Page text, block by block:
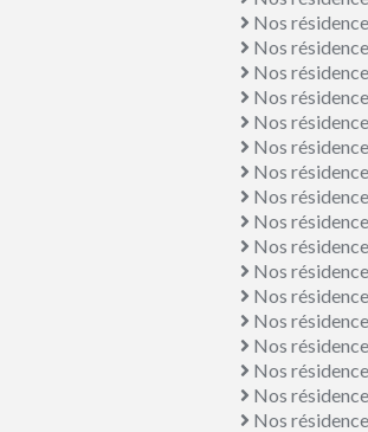
Nos
Nos
Nos
Nos
Nos
Nos
Nos
Nos
Nos
Nos
Nos
Nos
Nos
Nos
Nos
Nos
Nos